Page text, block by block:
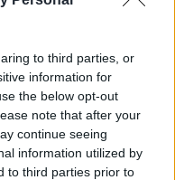
to third parties, or
information for
the below opt-out
note that after your
continue seeing
information utilized by
to third parties prior to